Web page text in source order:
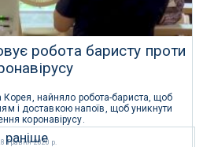
робота баристу проти
найняло робота-бариста, щоб
і доставкою напоїв, щоб уникнути
коронавірусу.
Травня 2020 р.
раніше